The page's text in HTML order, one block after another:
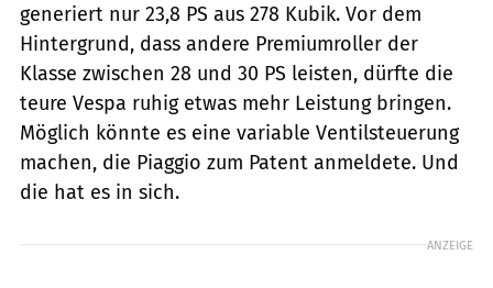
generiert nur 23,8 PS aus 278 Kubik. Vor dem
Hintergrund, dass andere Premiumroller der
Klasse zwischen 28 und 30 PS leisten, dürfte die
teure Vespa ruhig etwas mehr Leistung bringen.
Möglich könnte es eine variable Ventilsteuerung
machen, die Piaggio zum Patent anmeldete. Und
die hat es in sich.
ANZEIGE